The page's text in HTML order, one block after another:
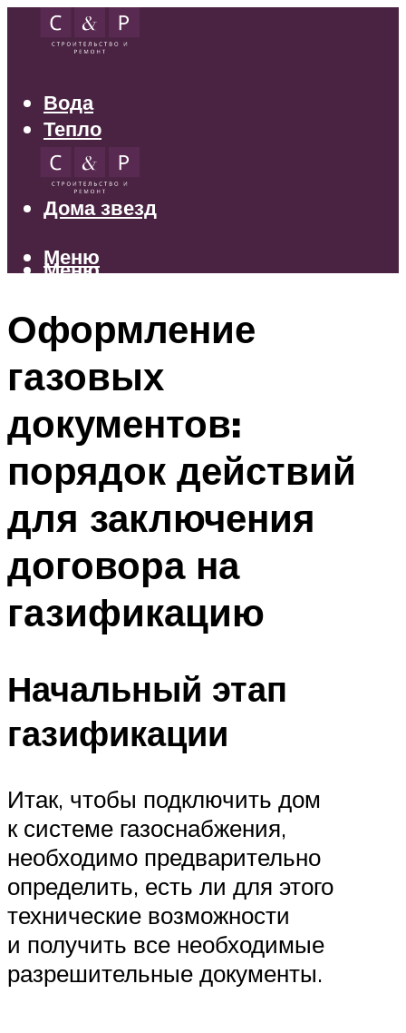
Вода
Тепло
Электрика
Свет
Дома звезд
Меню
Меню
Оформление
газовых
документов:
порядок действий
для заключения
договора на
газификацию
Начальный этап
газификации
Итак, чтобы подключить дом
к системе газоснабжения,
необходимо предварительно
определить, есть ли для этого
технические возможности
и получить все необходимые
разрешительные документы.